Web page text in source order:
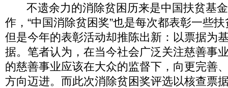
不遗余力的消除贫困历来是中国扶贫基金
作，“中国消除贫困奖”也是每次都表彰一些
但是今年的表彰活动却推陈出新：以票据为
据。笔者认为，在当今社会广泛关注慈善事
的慈善事业应该在大众的监督下，向更完善
方向迈进。而此次消除贫困奖评选以核查票